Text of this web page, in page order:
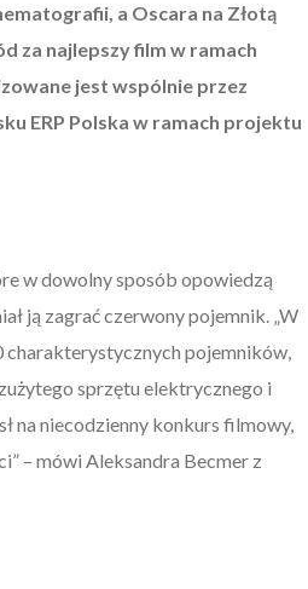
a Oscara na Złotą
za najlepszy film w ramach
jest wspólnie przez
ERP Polska w ramach projektu
w dowolny sposób opowiedzą
ją zagrać czerwony pojemnik. „W
charakterystycznych pojemników,
sprzętu elektrycznego i
na niecodzienny konkurs filmowy,
– mówi Aleksandra Becmer z